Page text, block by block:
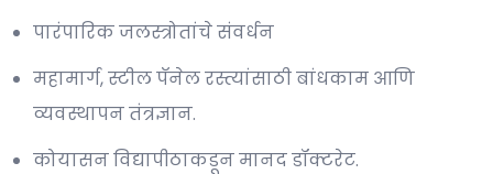
पारंपारिक जलस्त्रोतांचे संवर्धन
महामार्ग, स्टील पॅनेल रस्त्यांसाठी बांधकाम आणि
व्यवस्थापन तंत्रज्ञान.
कोयासन विद्यापीठाकडून मानद डॉक्टरेट.